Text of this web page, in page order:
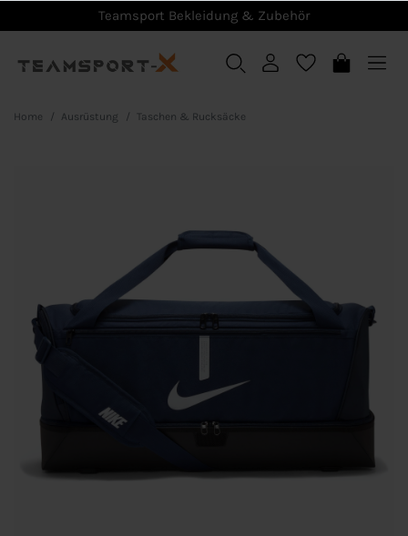
Teamsport Bekleidung & Zubehör
Home Ausrüstung Taschen & Rucksäcke